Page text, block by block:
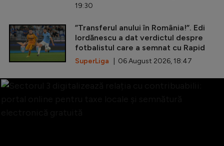
19:30
”Transferul anului în România!”. Edi
Iordănescu a dat verdictul despre
fotbalistul care a semnat cu Rapid
SuperLiga | 06 August 2026, 18:47